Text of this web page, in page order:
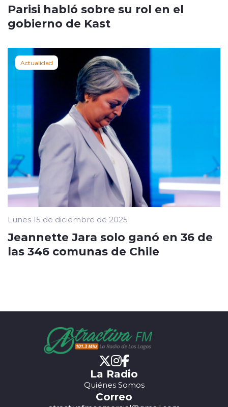
Parisi habló sobre su rol en el
gobierno de Kast
Actualidad
Lunes 15 de diciembre de 2025
Jeannette Jara solo ganó en 36 de
las 346 comunas de Chile
La Radio
Quiénes Somos
Correo